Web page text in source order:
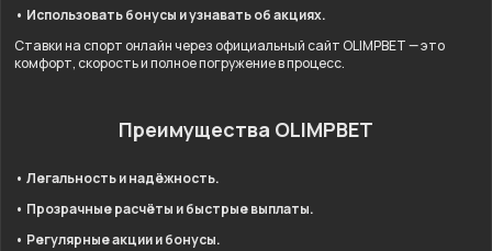
• Использовать бонусы и узнавать об акциях.
Ставки на спорт онлайн через официальный сайт OLIMPBET — это
комфорт, скорость и полное погружение в процесс.
Преимущества OLIMPBET
• Легальность и надёжность.
• Прозрачные расчёты и быстрые выплаты.
• Регулярные акции и бонусы.